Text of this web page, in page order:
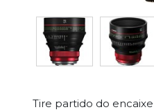
Tire partido do